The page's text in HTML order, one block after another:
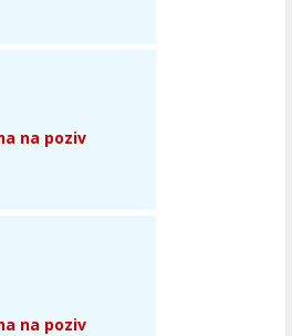
na poziv
na poziv